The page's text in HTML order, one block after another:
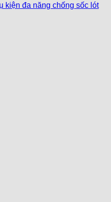
kiện đa năng chống sốc lót